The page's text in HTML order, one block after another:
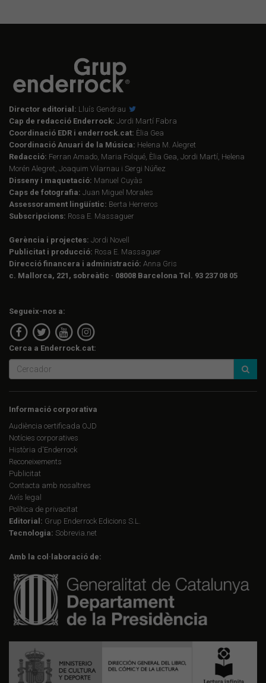
Director editorial: Lluís Gendrau
Cap de redacció Enderrock: Jordi Martí Fabra
Coordinació EDR i enderrock.cat: Èlia Gea
Coordinació Anuari de la Música: Helena M. Alegret
Redacció: Ferran Amado, Maria Folqué, Èlia Gea, Jordi Martí, Helena
Morén Alegret, Joaquim Vilarnau i Sergi Núñez
Disseny i maquetació: Manuel Cuyàs
Caps de fotografia: Juan Miguel Morales
Assessorament lingüístic: Berta Herreros
Subscripcions: Rosa E. Massaguer
Gerència i projectes: Jordi Novell
Publicitat i producció: Rosa E. Massaguer
Direcció financera i administració: Anna Gris
c. Mallorca, 221, sobreàtic · 08008 Barcelona Tel. 93 237 08 05
Segueix-nos a:
Cerca a Enderrock.cat:
Informació corporativa
Audiència certificada OJD
Notícies corporatives
Història d'Enderrock
Reconeixements
Publicitat
Contacta amb nosaltres
Avís legal
Política de privacitat
Editorial: Grup Enderrock Edicions S.L.
Tecnologia: Sobrevia.net
Amb la col·laboració de: